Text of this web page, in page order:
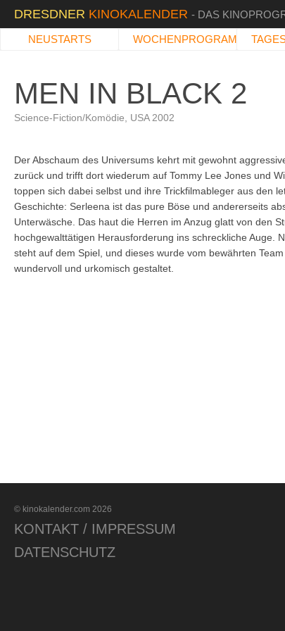
DRESDNER KINOKALENDER - DAS
NEUSTARTS WOCHENPROGRAMM
MEN IN BLACK 2
Science-Fiction/Komödie, USA 2002
Der Abschaum des Universums kehrt mit gewohnt
zurück und trifft dort wiederum auf Tommy Lee Jones und
toppen sich dabei selbst und ihre Trickfilmableger aus den
Geschichte: Serleena ist das pure Böse und andererseits
Unterwäsche. Das haut die Herren im Anzug glatt von den
hochgewalttätigen Herausforderung ins schreckliche Auge.
steht auf dem Spiel, und dieses wurde vom bewährten
wundervoll und urkomisch gestaltet.
© kinokalender.com 2026
KONTAKT / IMPRESSUM
DATENSCHUTZ